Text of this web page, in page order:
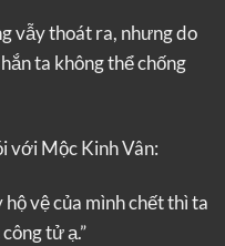
vẫy thoát ra, nhưng do
ta không thể chống
với Mộc Kinh Vân:
vệ của mình chết thì ta
tử ạ.”